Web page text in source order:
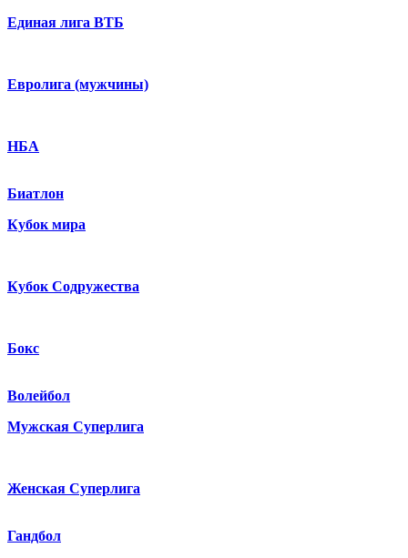
Единая лига ВТБ
Евролига (мужчины)
НБА
Биатлон
Кубок мира
Кубок Содружества
Бокс
Волейбол
Мужская Суперлига
Женская Суперлига
Гандбол